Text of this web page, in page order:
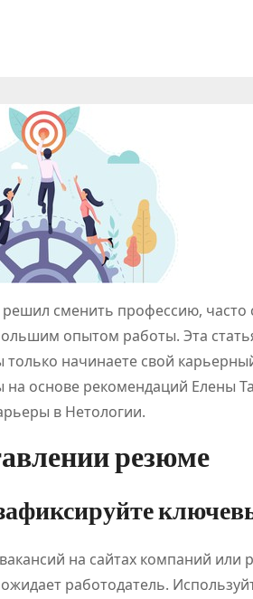
сменить профессию, часто
опытом работы. Эта
начинаете свой
на основе рекомендаций Елены
в Нетологии.
резюме
на сайтах компаний или
работодатель.